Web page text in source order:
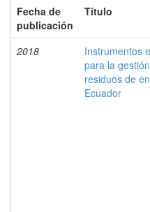
Fecha de
publicación
Título
2018
Instrumentos
para la
residuos de
Ecuador